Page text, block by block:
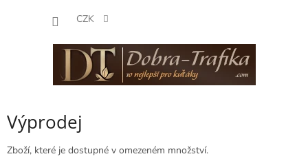
CZK
Výprodej
Zboží, které je dostupné v omezeném množství.